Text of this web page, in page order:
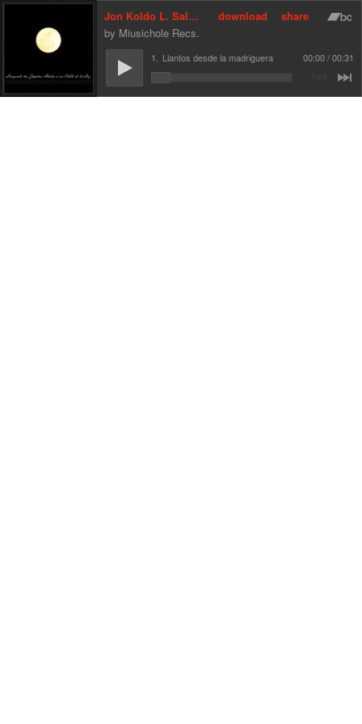
Jon Koldo L. Salas - "Lanzando tus zapatos atados a un cable de la luz" (2013)- MH018 download
share
Miusichole Recs.
1. Llantos desde la madriguera 00:00 00:31